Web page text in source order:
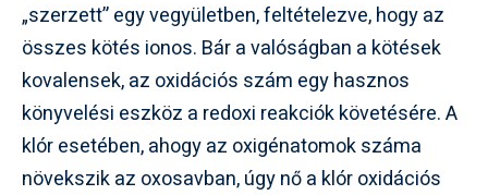
„szerzett” egy vegyületben, feltételezve, hogy az
összes kötés ionos. Bár a valóságban a kötések
kovalensek, az oxidációs szám egy hasznos
könyvelési eszköz a redoxi reakciók követésére. A
klór esetében, ahogy az oxigénatomok száma
növekszik az oxosavban, úgy nő a klór oxidációs